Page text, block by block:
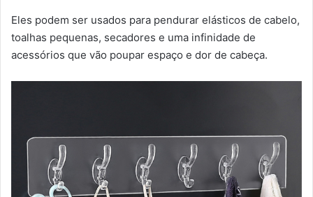
Eles podem ser usados para pendurar elásticos de cabelo,
toalhas pequenas, secadores e uma infinidade de
acessórios que vão poupar espaço e dor de cabeça.